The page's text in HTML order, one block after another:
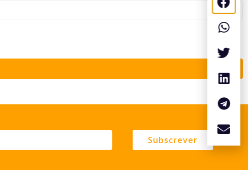
Subscrever